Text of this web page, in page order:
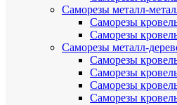
Саморезы металл-
Саморезы
Саморезы
Саморезы металл-
Саморезы
Саморезы
Саморезы
Саморезы